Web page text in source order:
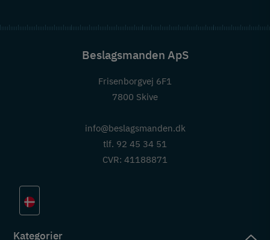
Beslagsmanden ApS
Frisenborgvej 6F1
7800 Skive
info@beslagsmanden.dk
tlf. 92 45 34 51
CVR: 41188871
Kategorier